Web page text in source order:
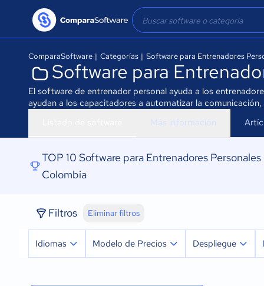
ComparaSoftware | Categorías | Software para Entrenadores
Software para
El software de entrenador personal ayuda a los
ayudan a los capacitadores a automatizar la
Más información
TOP 10 Software para Entrenadores Personales
Colombia
Filtros Eliminar filtros
Idiomas Modelo de Precios Despliegue